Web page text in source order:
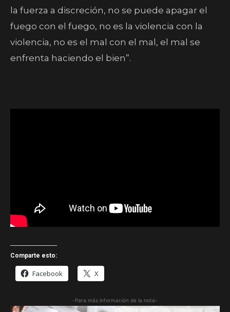
la fuerza a discreción, no se puede apagar el
fuego con el fuego, no es la violencia con la
violencia, no es el mal con el mal, el mal se
enfrenta haciendo el bien”.
Comparte esto:
Facebook X
-Para más información de la nota-